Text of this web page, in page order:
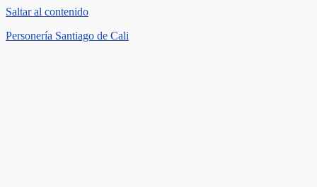
Saltar al contenido
Personería Santiago de Cali